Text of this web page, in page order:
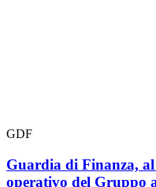
GDF
Guardia di Finanza,
operativo del Gruppo